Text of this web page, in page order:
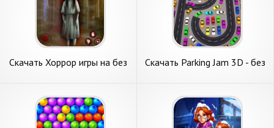
Скачать Хоррор игры на без
Андроид
Скачать Parking Jam 3D - без